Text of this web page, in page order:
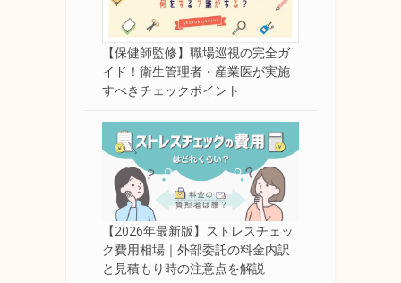
【保健師監修】職場巡視の完全ガ
イド！衛生管理者・産業医が実施
すべきチェックポイント
【2026年最新版】ストレスチェッ
ク費用相場｜外部委託の料金内訳
と見積もり時の注意点を解説